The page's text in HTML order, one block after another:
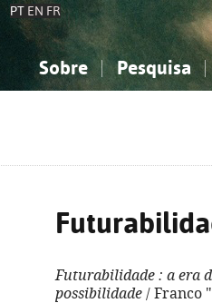
PT EN FR
Sobre Pesquisa
Futurabilidade : a era
possibilidade / Franco